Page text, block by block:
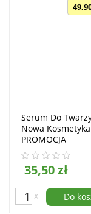
Serum Do
Nowa Kosmetyka
PROMOCJA
35,50 zł
x Do